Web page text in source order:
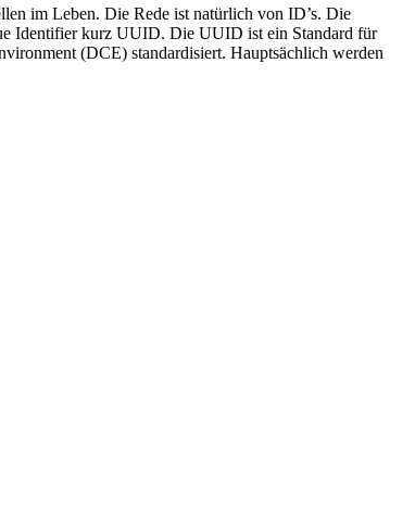
im Leben. Die Rede ist natürlich von ID’s. Die
Identifier kurz UUID. Die UUID ist ein Standard für
(DCE) standardisiert. Hauptsächlich werden